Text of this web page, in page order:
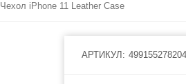
Чехол iPhone 11 Leather Case
АРТИКУЛ: